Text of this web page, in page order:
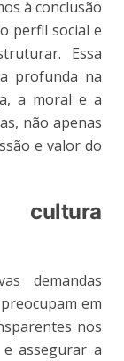
à conclusão
perfil social e
Essa
profunda na
a moral e a
não apenas
e valor do
demandas
em
nos
assegurar a